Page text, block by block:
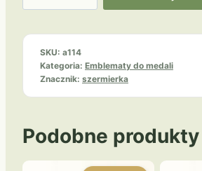
SKU: a114
Kategoria: Emblematy do medali
Znacznik: szermierka
Podobne produkty